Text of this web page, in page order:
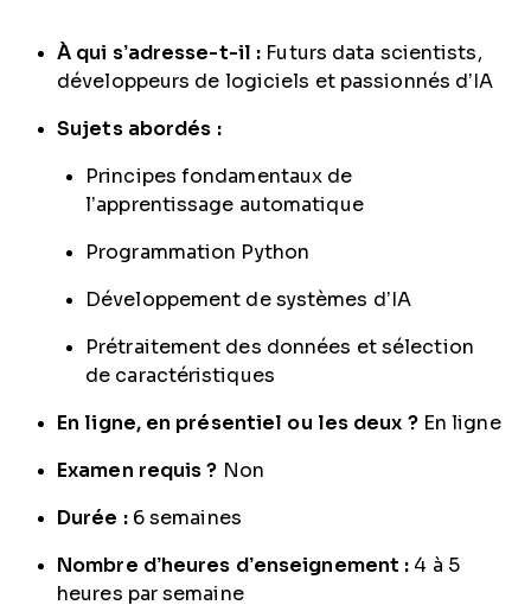
À qui s’adresse-t-il : Futurs data scientists,
développeurs de logiciels et passionnés d’IA
Sujets abordés :
Principes fondamentaux de
l’apprentissage automatique
Programmation Python
Développement de systèmes d’IA
Prétraitement des données et sélection
de caractéristiques
En ligne, en présentiel ou les deux ?En ligne
Examen requis ? Non
Durée :6 semaines
Nombre d’heures d’enseignement : 4 à 5
heures par semaine